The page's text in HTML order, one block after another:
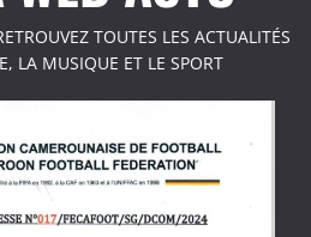
TOUTES LES ACTUALITÉS
LA MUSIQUE ET LE SPORT